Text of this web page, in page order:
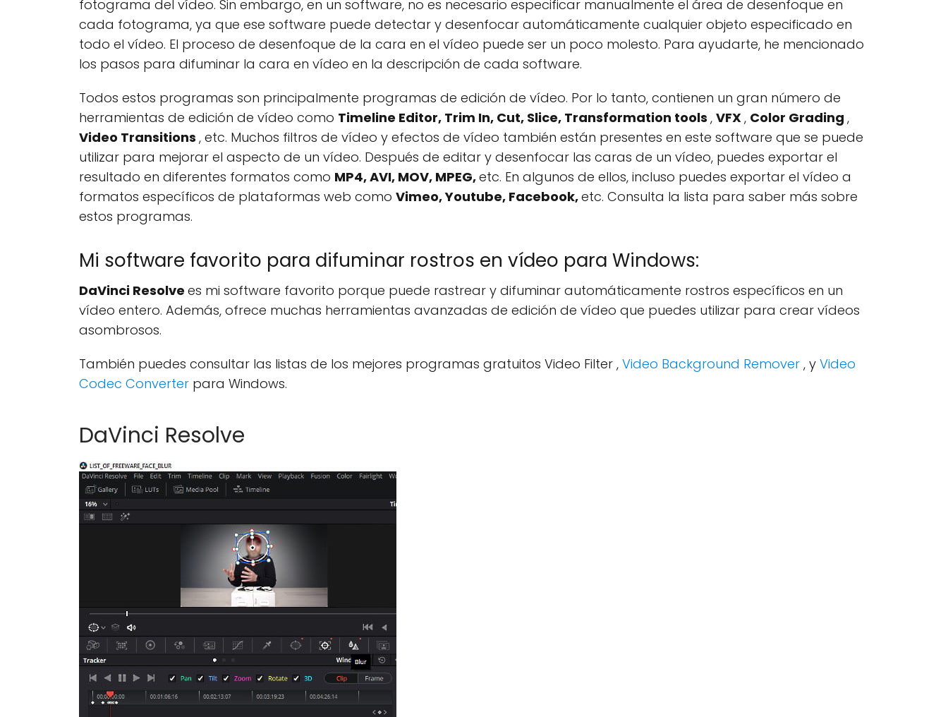
fotograma del vídeo. Sin embargo, en un software, no es necesario especificar manualmente el área de desenfoque en
cada fotograma, ya que ese software puede detectar y desenfocar automáticamente cualquier objeto especificado en
todo el vídeo. El proceso de desenfoque de la cara en el vídeo puede ser un poco molesto. Para ayudarte, he mencionado
los pasos para difuminar la cara en vídeo en la descripción de cada software.
Todos estos programas son principalmente programas de edición de vídeo. Por lo tanto, contienen un gran número de
herramientas de edición de vídeo como Timeline Editor, Trim In, Cut, Slice, Transformation tools , VFX, Color Grading ,
Video Transitions , etc. Muchos filtros de vídeo y efectos de vídeo también están presentes en este software que se puede
utilizar para mejorar el aspecto de un vídeo. Después de editar y desenfocar las caras de un vídeo, puedes exportar el
resultado en diferentes formatos como MP4, AVI, MOV, MPEG,etc. En algunos de ellos, incluso puedes exportar el vídeo a
formatos específicos de plataformas web como Vimeo, Youtube, Facebook,etc. Consulta la lista para saber más sobre
estos programas.
Mi software favorito para difuminar rostros en vídeo para Windows:
DaVinci Resolve es mi software favorito porque puede rastrear y difuminar automáticamente rostros específicos en un
vídeo entero. Además, ofrece muchas herramientas avanzadas de edición de vídeo que puedes utilizar para crear vídeos
asombrosos.
También puedes consultar las listas de los mejores programas gratuitos Video Filter , Video Background Remover , y Video
Codec Converter para Windows.
DaVinci Resolve